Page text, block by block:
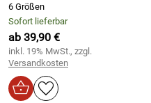
6 Größen
Sofort lieferbar
ab 39,90 €
inkl. 19% MwSt., zzgl.
Versandkosten